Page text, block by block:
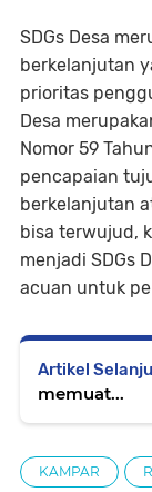
SDGs Desa
berkelanjutan
prioritas
Desa
Nomor 59
pencapaian
berkelanjutan
bisa terwujud,
menjadi SDGs
acuan untuk
Artikel
memuat...
KAMPAR